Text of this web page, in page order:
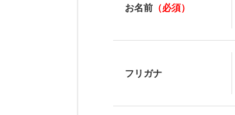
お名前 （必須）
フリガナ